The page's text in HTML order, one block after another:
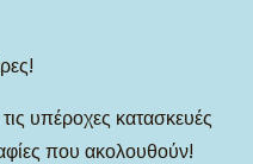
υπέροχες κατασκευές
που ακολουθούν!